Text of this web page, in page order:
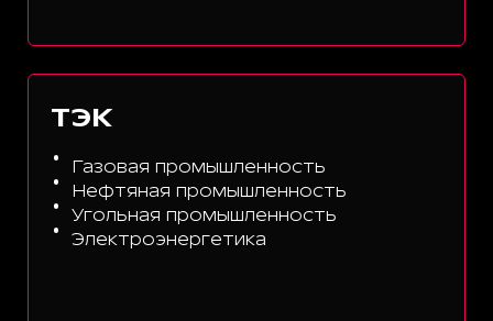
Газовая промышленность
Нефтяная промышленность
Угольная промышленность
Электроэнергетика
ТЭК